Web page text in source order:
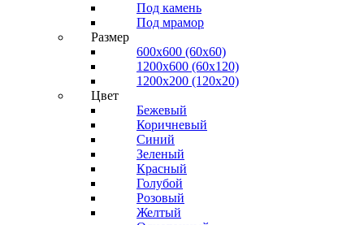
Под камень
Под мрамор
Размер
600х600 (60х60)
1200х600 (60х120)
1200х200 (120x20)
Цвет
Бежевый
Коричневый
Синий
Зеленый
Красный
Голубой
Розовый
Желтый